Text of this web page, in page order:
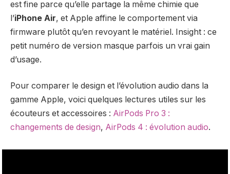
est fine parce qu’elle partage la même chimie que
l’iPhone Air, et Apple affine le comportement via
firmware plutôt qu’en revoyant le matériel. Insight : ce
petit numéro de version masque parfois un vrai gain
d’usage.
Pour comparer le design et l’évolution audio dans la
gamme Apple, voici quelques lectures utiles sur les
écouteurs et accessoires : AirPods Pro 3 :
changements de design, AirPods 4 : évolution audio.